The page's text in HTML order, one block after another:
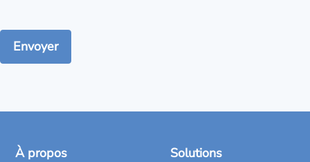
À propos Solutions